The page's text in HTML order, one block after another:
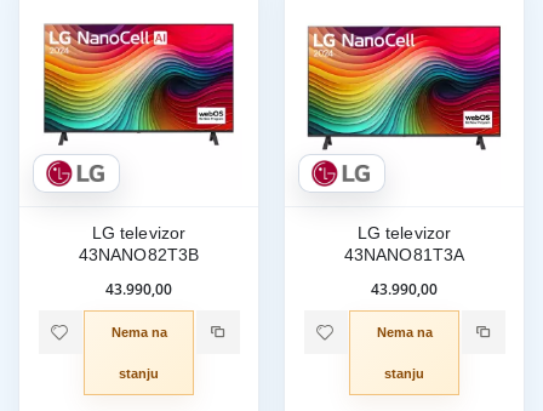
LG televizor
43NANO82T3B
43.990,00
Nema na
stanju
LG televizor
43NANO81T3A
43.990,00
Nema na
stanju